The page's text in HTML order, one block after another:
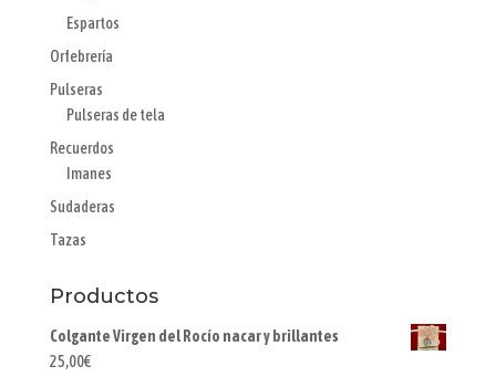
Espartos
Orfebrería
Pulseras
Pulseras de tela
Recuerdos
Imanes
Sudaderas
Tazas
Productos
Colgante Virgen del Rocío nacar y brillantes
25,00€